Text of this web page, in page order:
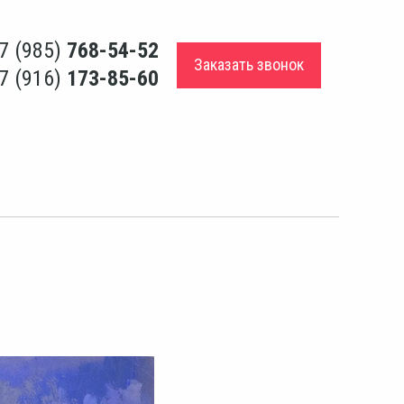
(985) 768-54-52
(916) 173-85-60
Заказать звонок